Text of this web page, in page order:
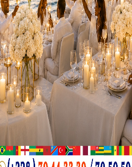
a lancé un programme au
l’éducation à travers le pays »,
avec des ONG et des
au rendez-vous. M. Assan
qu’il qualifie de « symbole de
a officiellement annoncé
première couronne remportée